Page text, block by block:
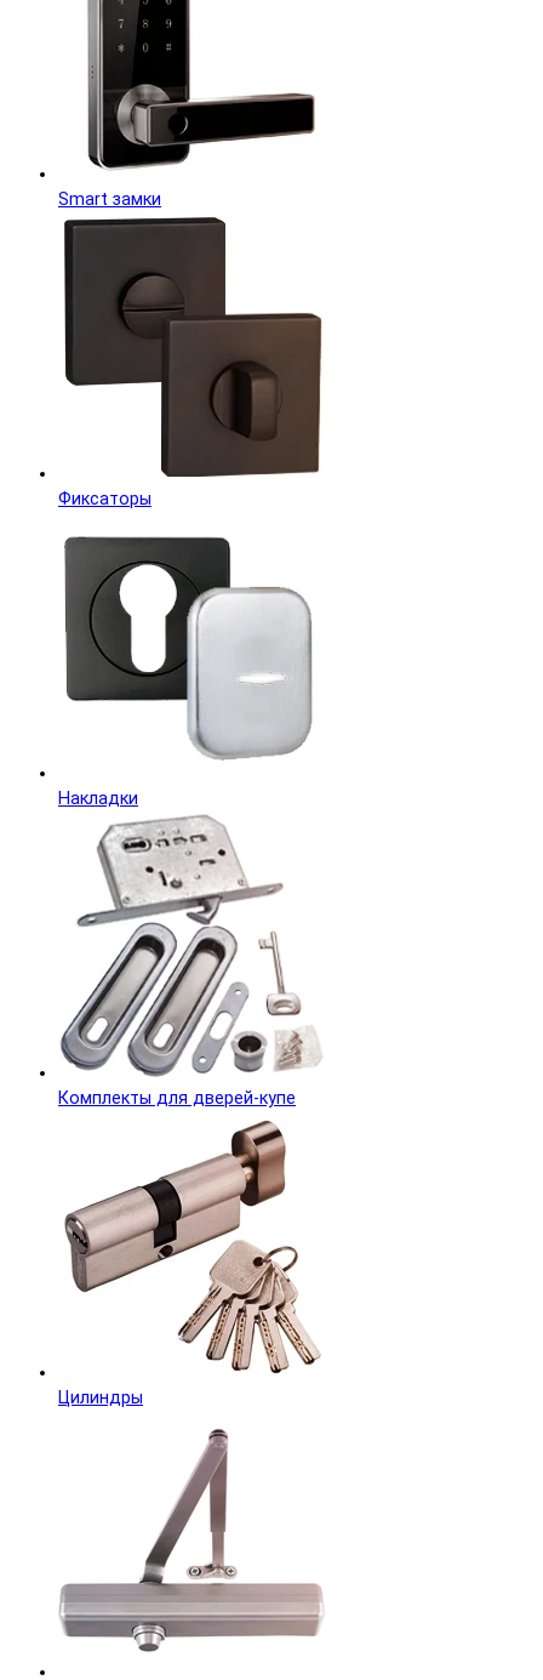
Smart замки
Фиксаторы
Накладки
Комплекты для дверей-купе
Цилиндры